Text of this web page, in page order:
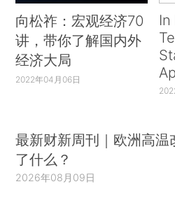
向松祚：宏观经济70
讲，带你了解国内外
经济大局
2022年04月06日
最新财新周刊｜欧洲高温
了什么？
2026年08月09日